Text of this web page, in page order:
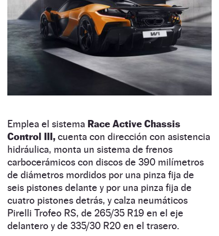
Emplea el sistema Race Active Chassis
Control III, cuenta con dirección con asistencia
hidráulica, monta un sistema de frenos
carbocerámicos con discos de 390 milímetros
de diámetros mordidos por una pinza fija de
seis pistones delante y por una pinza fija de
cuatro pistones detrás, y calza neumáticos
Pirelli Trofeo RS, de 265/35 R19 en el eje
delantero y de 335/30 R20 en el trasero.